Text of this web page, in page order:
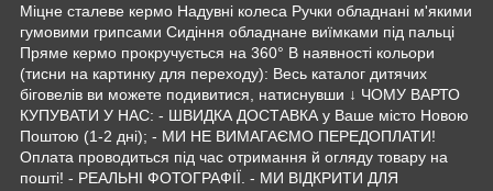
Міцне сталеве кермо Надувні колеса Ручки обладнані м'якими
гумовими грипсами Сидіння обладнане виїмками під пальці
Пряме кермо прокручується на 360° В наявності кольори
(тисни на картинку для переходу): Весь каталог дитячих
біговелів ви можете подивитися, натиснувши ↓ ЧОМУ ВАРТО
КУПУВАТИ У НАС: - ШВИДКА ДОСТАВКА у Ваше місто Новою
Поштою (1-2 дні); - МИ НЕ ВИМАГАЄМО ПЕРЕДОПЛАТИ!
Оплата проводиться під час отримання й огляду товару на
пошті! - РЕАЛЬНІ ФОТОГРАФІЇ. - МИ ВІДКРИТИ ДЛЯ